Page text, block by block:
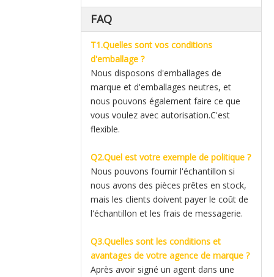
FAQ
T1.Quelles sont vos conditions
d'emballage ?
Nous disposons d'emballages de
marque et d'emballages neutres, et
nous pouvons également faire ce que
vous voulez avec autorisation.C'est
flexible.
Q2.Quel est votre exemple de politique ?
Nous pouvons fournir l'échantillon si
nous avons des pièces prêtes en stock,
mais les clients doivent payer le coût de
l'échantillon et les frais de messagerie.
Q3.Quelles sont les conditions et
avantages de votre agence de marque ?
Après avoir signé un agent dans une